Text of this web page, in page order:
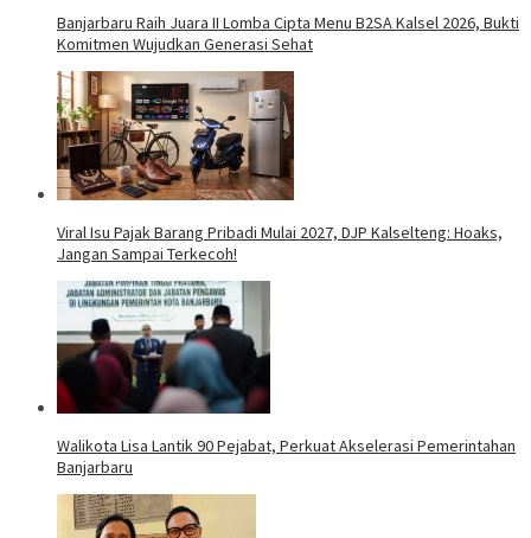
Banjarbaru Raih Juara II Lomba Cipta Menu B2SA Kalsel 2026, Bukti
Komitmen Wujudkan Generasi Sehat
Viral Isu Pajak Barang Pribadi Mulai 2027, DJP Kalselteng: Hoaks,
Jangan Sampai Terkecoh!
Walikota Lisa Lantik 90 Pejabat, Perkuat Akselerasi Pemerintahan
Banjarbaru